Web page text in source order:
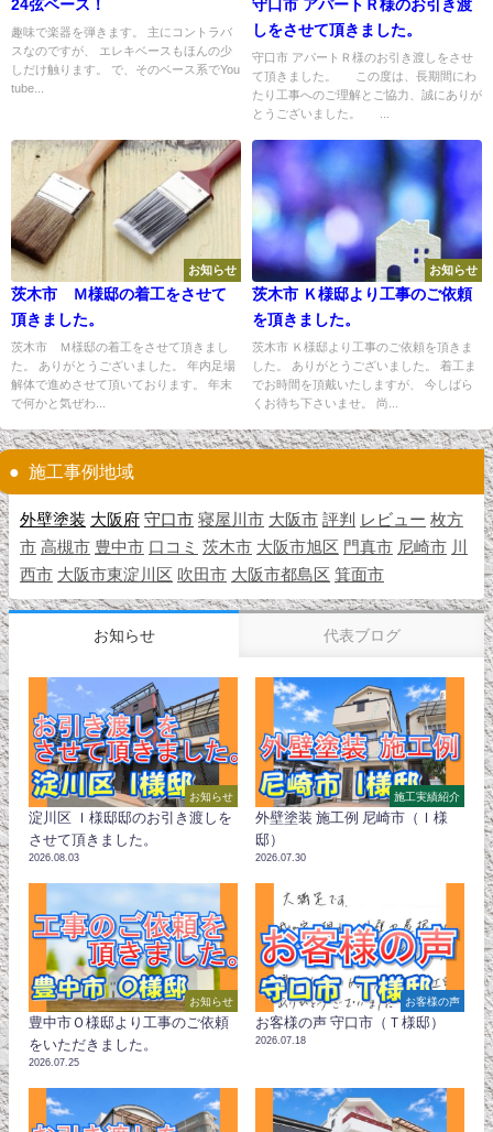
24弦ベース！
趣味で楽器を弾きます。 主にコントラバ
スなのですが、 エレキベースもほんの少
しだけ触ります。 で、そのベース系でYou
tube...
守口市 アパートＲ様のお引き渡
しをさせて頂きました。
守口市 アパートＲ様のお引き渡しをさせ
て頂きました。 この度は、長期間にわ
たり工事へのご理解とご協力、誠にありが
とうございました。 ...
お知らせ
茨木市 Ｍ様邸の着工をさせて
頂きました。
茨木市 Ｍ様邸の着工をさせて頂きまし
た。 ありがとうございました。 年内足場
解体で進めさせて頂いております。 年末
で何かと気ぜわ...
お知らせ
茨木市 Ｋ様邸より工事のご依頼
を頂きました。
茨木市 Ｋ様邸より工事のご依頼を頂きま
した。 ありがとうございました。 着工ま
でお時間を頂戴いたしますが、 今しばら
くお待ち下さいませ。 尚...
施工事例地域
外壁塗装 大阪府 守口市 寝屋川市 大阪市 評判 レビュー 枚方
市 高槻市 豊中市 口コミ 茨木市 大阪市旭区 門真市 尼崎市 川
西市 大阪市東淀川区 吹田市 大阪市都島区 箕面市
お知らせ 代表ブログ
お知らせ
淀川区 Ｉ様邸邸のお引き渡しを
させて頂きました。
2026.08.03
施工実績紹介
外壁塗装 施工例 尼崎市（Ｉ様
邸）
2026.07.30
お知らせ
豊中市Ｏ様邸より工事のご依頼
をいただきました。
2026.07.25
お客様の声
お客様の声 守口市（Ｔ様邸）
2026.07.18